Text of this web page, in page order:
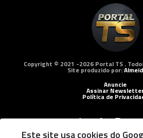
Copyright © 2021 -2026 Portal TS .
Site produzido por:
Anuncie
Assinar
Política de
Este site usa cookies do